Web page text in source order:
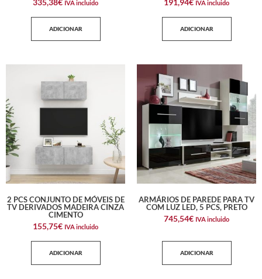
335,38€ IVA incluido
ADICIONAR
191,94€ IVA incluido
ADICIONAR
2 PCS CONJUNTO DE MÓVEIS DE
TV DERIVADOS MADEIRA CINZA
CIMENTO
155,75€ IVA incluido
ADICIONAR
ARMÁRIOS DE PAREDE PARA TV
COM LUZ LED, 5 PCS, PRETO
745,54€ IVA incluido
ADICIONAR